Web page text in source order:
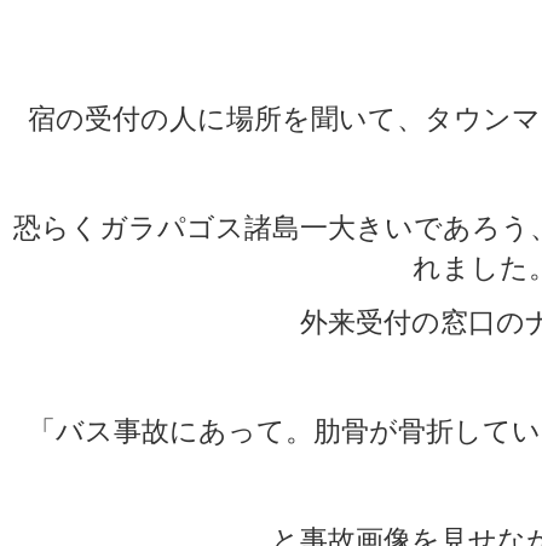
宿の受付の人に場所を聞いて、タウン
恐らくガラパゴス諸島一大きいであろ
れました
外来受付の窓口の
「バス事故にあって。肋骨が骨折して
と事故画像を見せな